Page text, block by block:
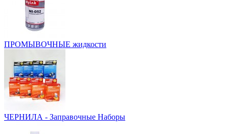
ПРОМЫВОЧНЫЕ жидкости
ЧЕРНИЛА - Заправочные Наборы